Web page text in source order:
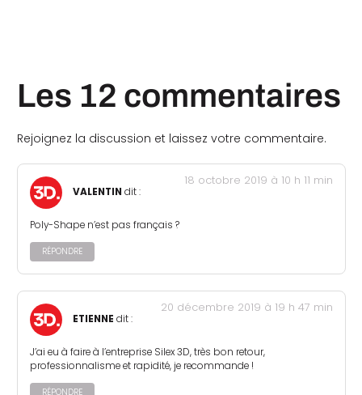
Les 12 commentaires
Rejoignez la discussion et laissez votre commentaire.
VALENTIN dit :
18 octobre 2019 à 10 h 11 min
Poly-Shape n’est pas français ?
RÉPONDRE
ETIENNE dit :
20 décembre 2019 à 19 h 47 min
J’ai eu à faire à l’entreprise Silex 3D, très bon retour,
professionnalisme et rapidité, je recommande !
RÉPONDRE